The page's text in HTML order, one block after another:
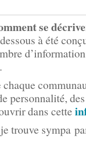
se
à été
personnalité,
dans cette
trouve sympa